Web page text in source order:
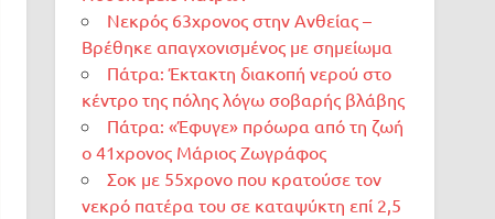
Νεκρός 63χρονος στην Ανθείας –
Βρέθηκε απαγχονισμένος με σημείωμα
Πάτρα: Έκτακτη διακοπή νερού στο
κέντρο της πόλης λόγω σοβαρής βλάβης
Πάτρα: «Έφυγε» πρόωρα από τη ζωή
ο 41χρονος Μάριος Ζωγράφος
Σοκ με 55χρονο που κρατούσε τον
νεκρό πατέρα του σε καταψύκτη επί 2,5